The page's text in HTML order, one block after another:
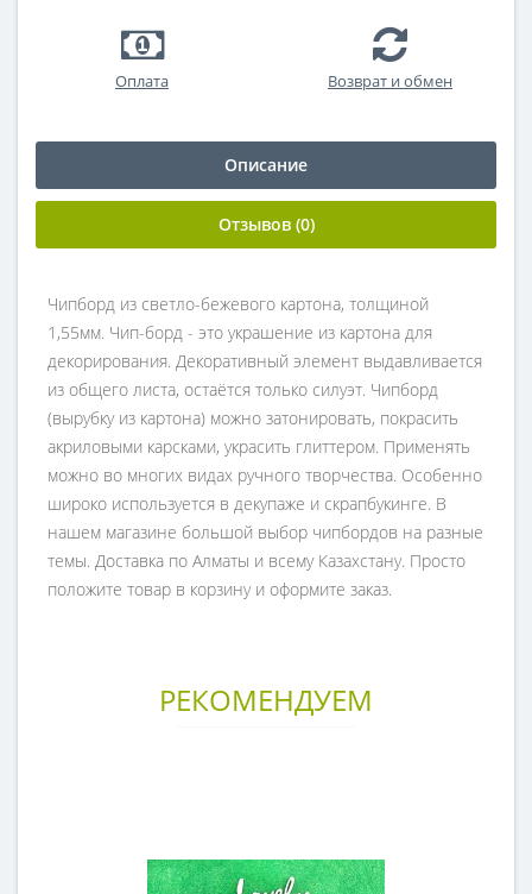
Оплата Возврат и обмен
Описание
Отзывов (0)
Чипборд из светло-бежевого картона, толщиной
1,55мм. Чип-борд - это украшение из картона для
декорирования. Декоративный элемент выдавливается
из общего листа, остаётся только силуэт. Чипборд
(вырубку из картона) можно затонировать, покрасить
акриловыми карсками, украсить глиттером. Применять
можно во многих видах ручного творчества. Особенно
широко используется в декупаже и скрапбукинге. В
нашем магазине большой выбор чипбордов на разные
темы. Доставка по Алматы и всему Казахстану. Просто
положите товар в корзину и оформите заказ.
РЕКОМЕНДУЕМ